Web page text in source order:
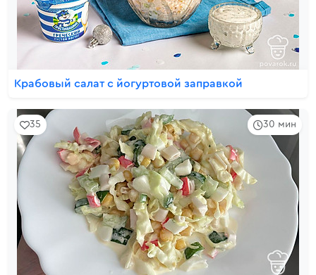
Крабовый салат с йогуртовой заправкой
30 мин
35